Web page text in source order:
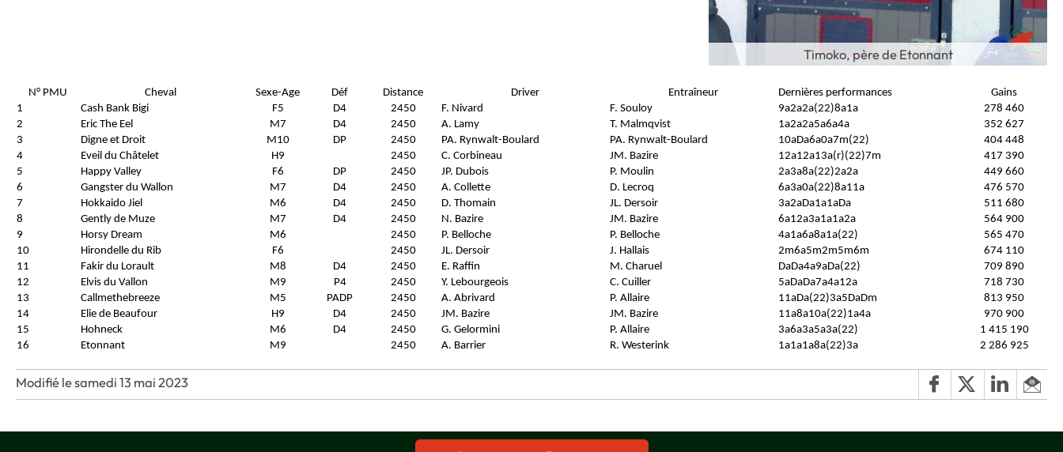
Timoko, père de Etonnant
N° PMU Cheval Sexe-Age Déf Distance Driver Entraîneur Dernières performances
Gains
1
Cash Bank Bigi F5 D4 2450 F. Nivard F. Souloy 9a2a2a(22)8a1a
278 460
2
Eric The Eel M7 D4 2450 A. Lamy T. Malmqvist 1a2a2a5a6a4a
352 627
3
Digne et Droit M10 DP 2450 PA. Rynwalt-Boulard PA. Rynwalt-Boulard 10aDa6a0a7m(22)
404 448
4
Eveil du Châtelet H9 2450 C. Corbineau JM. Bazire 12a12a13a(r)(22)7m
417 390
5
Happy Valley F6 DP 2450 JP. Dubois P. Moulin 2a3a8a(22)2a2a
449 660
6
Gangster du Wallon M7 D4 2450 A. Collette D. Lecroq 6a3a0a(22)8a11a
476 570
7
Hokkaido Jiel M6 D4 2450 D. Thomain JL. Dersoir 3a2aDa1a1aDa
511 680
8
Gently de Muze M7 D4 2450 N. Bazire JM. Bazire 6a12a3a1a1a2a
564 900
9
Horsy Dream M6 2450 P. Belloche P. Belloche 4a1a6a8a1a(22)
565 470
10
Hirondelle du Rib F6 2450 JL. Dersoir J. Hallais 2m6a5m2m5m6m
674 110
11
Fakir du Lorault M8 D4 2450 E. Raffin M. Charuel DaDa4a9aDa(22)
709 890
12
Elvis du Vallon M9 P4 2450 Y. Lebourgeois C. Cuiller 5aDaDa7a4a12a
718 730
13
Callmethebreeze M5 PADP 2450 A. Abrivard P. Allaire 11aDa(22)3a5DaDm
813 950
14
Elie de Beaufour H9 D4 2450 JM. Bazire JM. Bazire 11a8a10a(22)1a4a
970 900
15
Hohneck M6 D4 2450 G. Gelormini P. Allaire 3a6a3a5a3a(22)
1 415 190
16
Etonnant M9 2450 A. Barrier R. Westerink 1a1a1a8a(22)3a 2 286 925
Modifié le samedi 13 mai 2023